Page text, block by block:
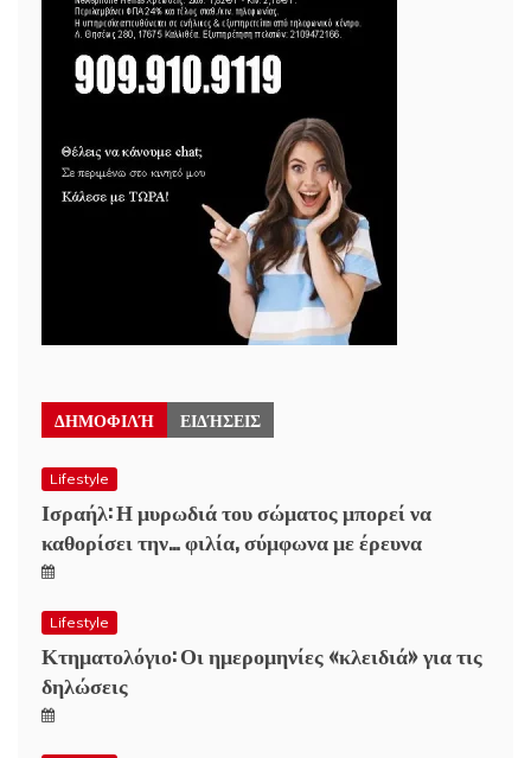
ΔΗΜΟΦΙΛΉ ΕΙΔΉΣΕΙΣ
Lifestyle
Ισραήλ: Η μυρωδιά του σώματος μπορεί να
καθορίσει την… φιλία, σύμφωνα με έρευνα
Lifestyle
Κτηματολόγιο: Οι ημερομηνίες «κλειδιά» για τις
δηλώσεις